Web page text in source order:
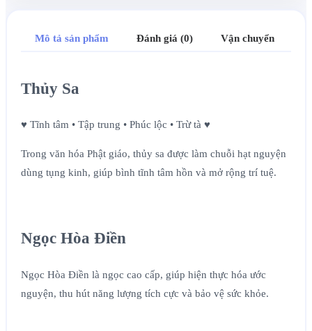
Thủy Sa
♥ Tĩnh tâm • Tập trung • Phúc lộc • Trừ tà ♥
Trong văn hóa Phật giáo, thủy sa được làm chuỗi hạt nguyện
dùng tụng kinh, giúp bình tĩnh tâm hồn và mở rộng trí tuệ.
Ngọc Hòa Điền
Ngọc Hòa Điền là ngọc cao cấp, giúp hiện thực hóa ước
nguyện, thu hút năng lượng tích cực và bảo vệ sức khỏe.
Mô tả sản phẩm Đánh giá (0) Vận chuyển